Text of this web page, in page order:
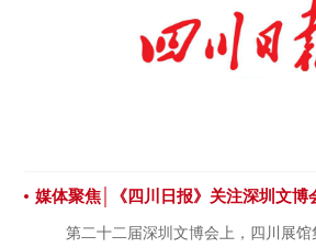
第二十二届深圳文博会上，四川展
四川文投汇文资产管理有限公司在管资
修维保工程项目比选公告
配套服务采购项目公开招标采购公告